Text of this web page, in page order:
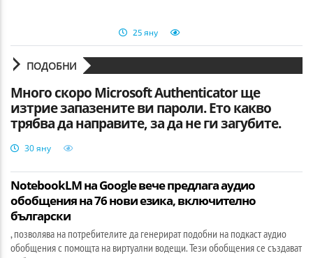
25 яну
ПОДОБНИ
Много скоро Microsoft Authenticator ще
изтрие запазените ви пароли. Ето какво
трябва да направите, за да не ги загубите.
30 яну
NotebookLM на Google вече предлага аудио
обобщения на 76 нови езика, включително
български
, позволява на потребителите да генерират подобни на подкаст аудио
обобщения с помощта на виртуални водещи. Тези обобщения се създават